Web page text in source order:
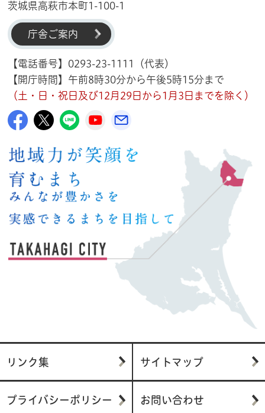
茨城県高萩市本町1-100-1
庁舎ご案内
【電話番号】0293-23-1111（代表）
【開庁時間】午前8時30分から午後5時15分まで
（土・日・祝日及び12月29日から1月3日までを除く）
高萩市公式Facebook
高萩市公式X
高萩市公式LINE
高萩市YouTube公式チャンネル
リンク集 サイトマップ
プライバシーポリシー お問い合わせ